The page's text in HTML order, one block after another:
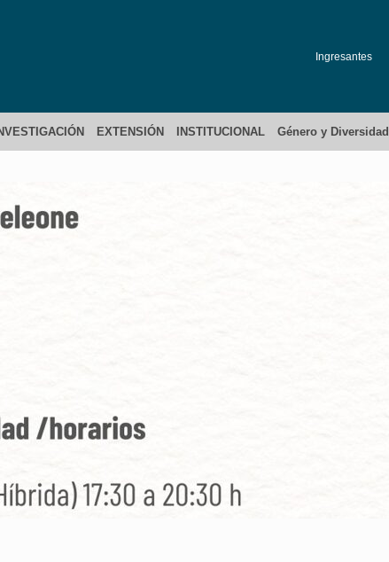
Ingresantes
EXTENSIÓN INSTITUCIONAL Género y Diversidad